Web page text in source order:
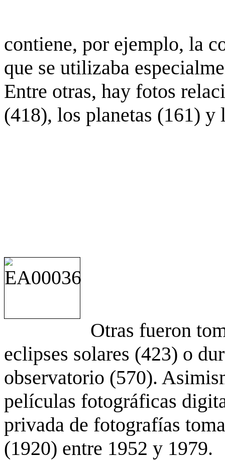
contiene, por ejemplo, la
que se utilizaba
Entre otras, hay fotos
(418), los planetas (161) y
Otras fueron
eclipses solares (423) o
observatorio (570).
películas fotográficas
privada de fotografías
(1920) entre 1952 y 1979.